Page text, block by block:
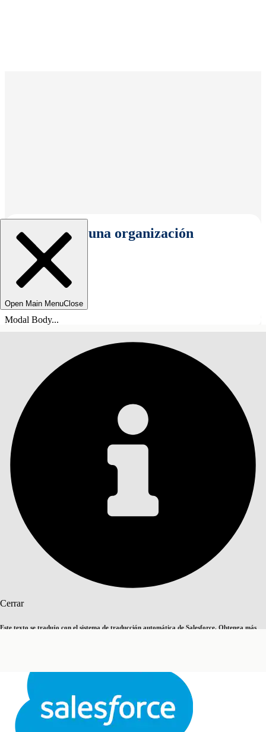
Seleccionar una organización
Open Main MenuClose
Modal Body...
Cerrar
Este texto se tradujo con el sistema de traducción automática de Salesforce. Obtenga más
Cerrar Cerrar
Índice de materias
ÍNDICE DE MATERIAS
Buscar